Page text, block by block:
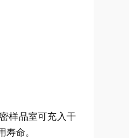
样品室可充入干
命。